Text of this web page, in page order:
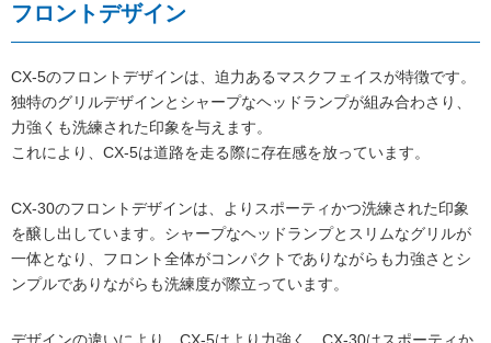
フロントデザイン
CX-5のフロントデザインは、迫力あるマスクフェイスが特徴です。
独特のグリルデザインとシャープなヘッドランプが組み合わさり、
力強くも洗練された印象を与えます。
これにより、CX-5は道路を走る際に存在感を放っています。
CX-30のフロントデザインは、よりスポーティかつ洗練された印象
を醸し出しています。シャープなヘッドランプとスリムなグリルが
一体となり、フロント全体がコンパクトでありながらも力強さとシ
ンプルでありながらも洗練度が際立っています。
デザインの違いにより、CX-5はより力強く、CX-30はスポーティか